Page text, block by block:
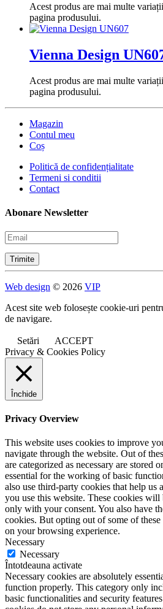
Acest produs are mai multe
pagina produsului.
Vienna Design
Acest produs are mai multe
pagina produsului.
Magazin
Contul meu
Coș
Politică de confidențialitate
Termeni si conditii
Contact
Abonare Newsletter
Web design © 2026 VIP
Acest site web folosește cookie-uri
de navigare.
Setări
ACCEPT
Privacy & Cookies Policy
Închide
Privacy Overview
This website uses cookies to improve
navigate through the website. Out of
are categorized as necessary are stored
essential for the working of basic
also use third-party cookies that help us
you use this website. These cookies
only with your consent. You also have
cookies. But opting out of some of
on your browsing experience.
Necessary
Necessary
Întotdeauna activate
Necessary cookies are absolutely
function properly. This category only
basic functionalities and security